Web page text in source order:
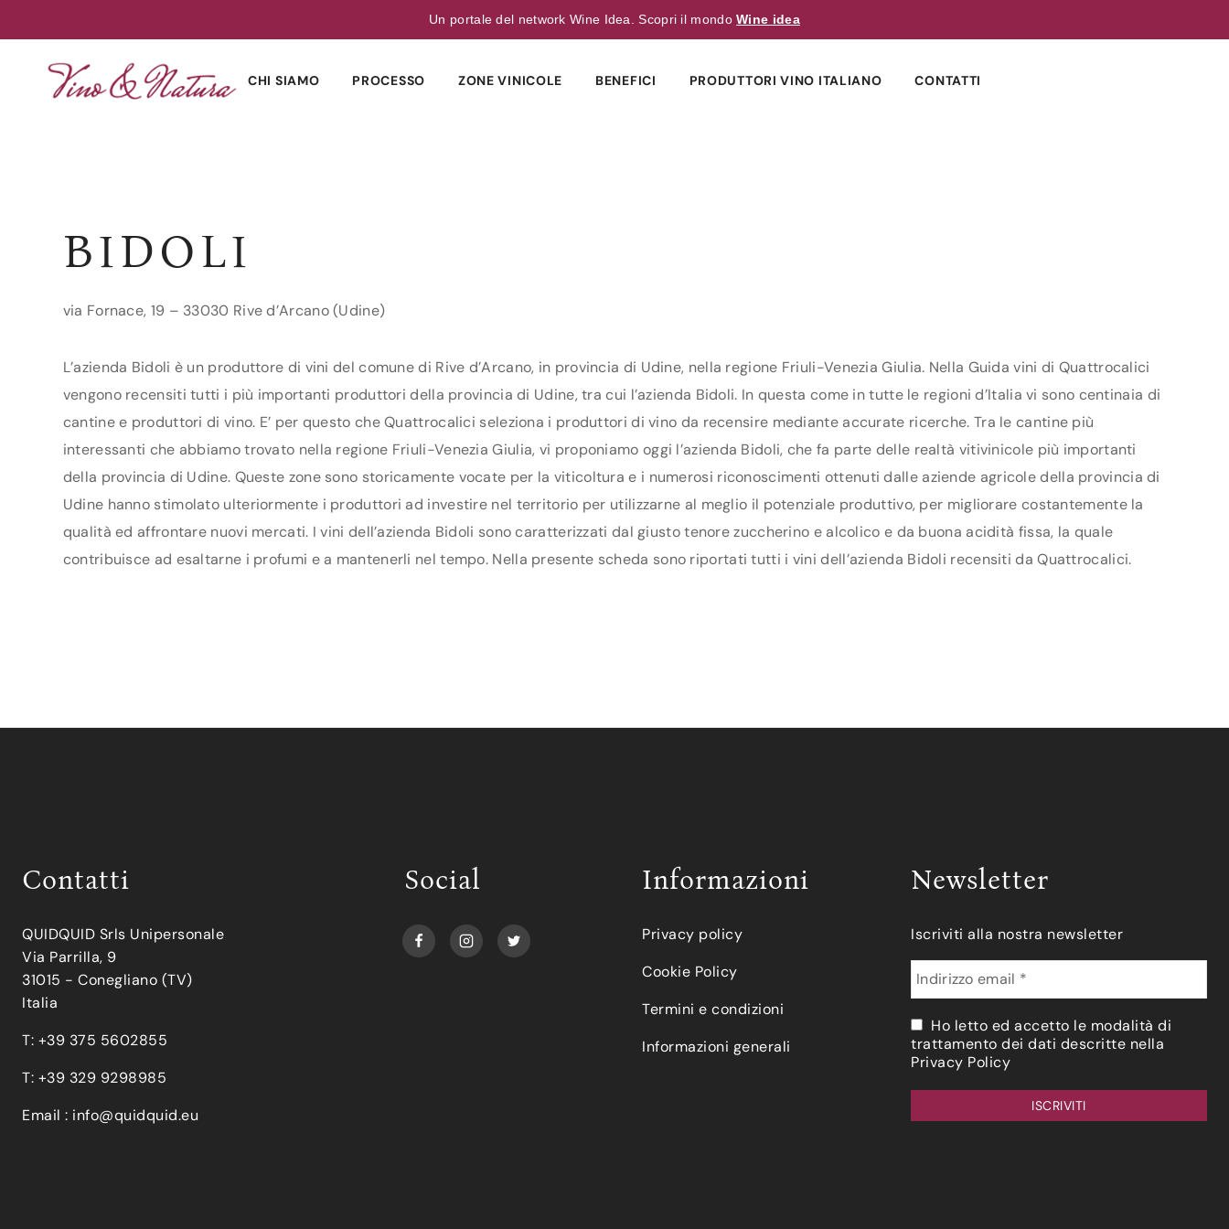
Un portale del network Wine Idea. Scopri il mondoWine idea
CHI SIAMO PROCESSO ZONE VINICOLE BENEFICI PRODUTTORI VINO ITALIANO CONTATTI
BIDOLI
via Fornace, 19 – 33030 Rive d’Arcano (Udine)
L’azienda Bidoli è un produttore di vini del comune di Rive d’Arcano, in provincia di Udine, nella regione Friuli-Venezia Giulia. Nella Guida vini di Quattrocalici
vengono recensiti tutti i più importanti produttori della provincia di Udine, tra cui l’azienda Bidoli. In questa come in tutte le regioni d’Italia vi sono centinaia di
cantine e produttori di vino. E’ per questo che Quattrocalici seleziona i produttori di vino da recensire mediante accurate ricerche. Tra le cantine più
interessanti che abbiamo trovato nella regione Friuli-Venezia Giulia, vi proponiamo oggi l’azienda Bidoli, che fa parte delle realtà vitivinicole più importanti
della provincia di Udine. Queste zone sono storicamente vocate per la viticoltura e i numerosi riconoscimenti ottenuti dalle aziende agricole della provincia di
Udine hanno stimolato ulteriormente i produttori ad investire nel territorio per utilizzarne al meglio il potenziale produttivo, per migliorare costantemente la
qualità ed affrontare nuovi mercati. I vini dell’azienda Bidoli sono caratterizzati dal giusto tenore zuccherino e alcolico e da buona acidità fissa, la quale
contribuisce ad esaltarne i profumi e a mantenerli nel tempo. Nella presente scheda sono riportati tutti i vini dell’azienda Bidoli recensiti da Quattrocalici.
Contatti
QUIDQUID Srls Unipersonale
Via Parrilla, 9
31015 - Conegliano (TV)
Italia
T: +39 375 5602855
T: +39 329 9298985
Email : info@quidquid.eu
Social Informazioni
Privacy policy
Cookie Policy
Termini e condizioni
Informazioni generali
Newsletter
Iscriviti alla nostra newsletter
Ho letto ed accetto le modalità di
trattamento dei dati descritte nella
Privacy Policy